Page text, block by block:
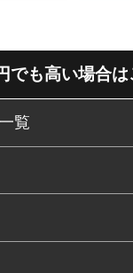
でも高い場合は
覧